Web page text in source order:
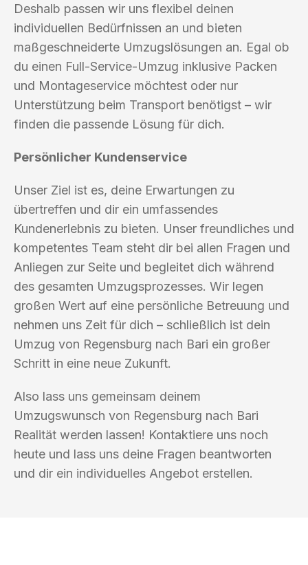
Deshalb passen wir uns flexibel deinen
individuellen Bedürfnissen an und bieten
maßgeschneiderte Umzugslösungen an. Egal ob
du einen Full-Service-Umzug inklusive Packen
und Montageservice möchtest oder nur
Unterstützung beim Transport benötigst – wir
finden die passende Lösung für dich.
Persönlicher Kundenservice
Unser Ziel ist es, deine Erwartungen zu
übertreffen und dir ein umfassendes
Kundenerlebnis zu bieten. Unser freundliches und
kompetentes Team steht dir bei allen Fragen und
Anliegen zur Seite und begleitet dich während
des gesamten Umzugsprozesses. Wir legen
großen Wert auf eine persönliche Betreuung und
nehmen uns Zeit für dich – schließlich ist dein
Umzug von Regensburg nach Bari ein großer
Schritt in eine neue Zukunft.
Also lass uns gemeinsam deinem
Umzugswunsch von Regensburg nach Bari
Realität werden lassen! Kontaktiere uns noch
heute und lass uns deine Fragen beantworten
und dir ein individuelles Angebot erstellen.